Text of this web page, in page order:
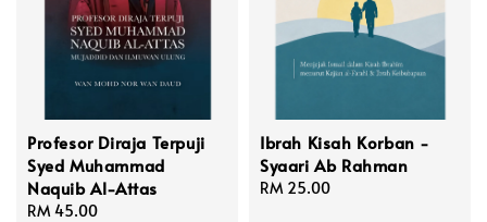
Profesor Diraja Terpuji
Syed Muhammad
Naquib Al-Attas
Regular
RM 45.00
Ibrah Kisah Korban -
Syaari Ab Rahman
Regular
RM 25.00